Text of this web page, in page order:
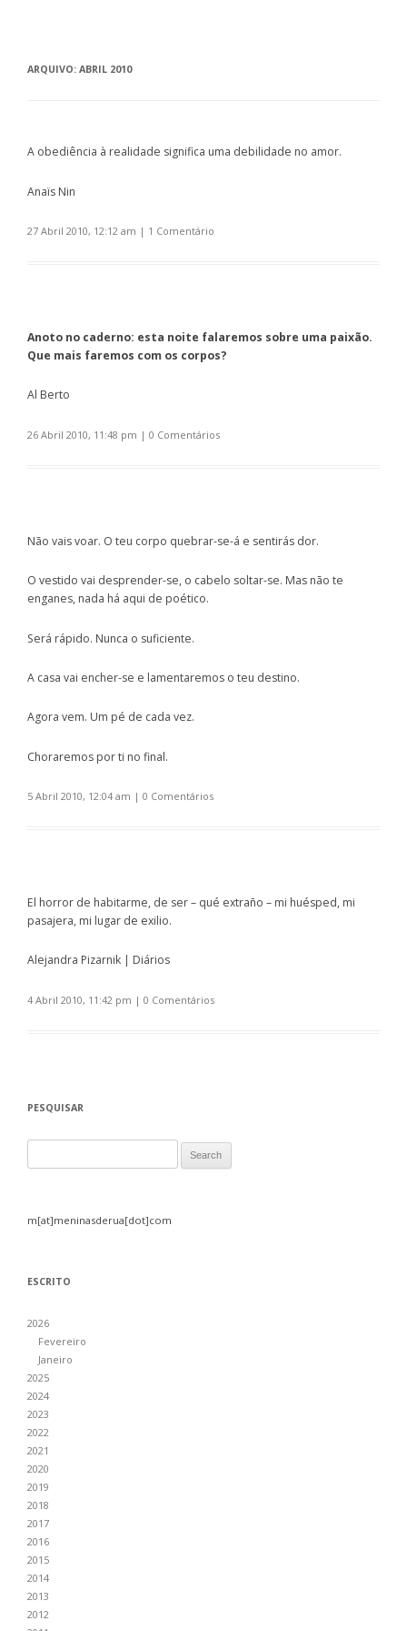
ARQUIVO: ABRIL 2010
A obediência à realidade significa uma debilidade no amor.
Anaïs Nin
27 Abril 2010, 12:12 am | 1 Comentário
Anoto no caderno: esta noite falaremos sobre uma paixão.
Que mais faremos com os corpos?
Al Berto
26 Abril 2010, 11:48 pm | 0 Comentários
Não vais voar. O teu corpo quebrar-se-á e sentirás dor.
O vestido vai desprender-se, o cabelo soltar-se. Mas não te
enganes, nada há aqui de poético.
Será rápido. Nunca o suficiente.
A casa vai encher-se e lamentaremos o teu destino.
Agora vem. Um pé de cada vez.
Choraremos por ti no final.
5 Abril 2010, 12:04 am | 0 Comentários
El horror de habitarme, de ser – qué extraño – mi huésped, mi
pasajera, mi lugar de exilio.
Alejandra Pizarnik | Diários
4 Abril 2010, 11:42 pm | 0 Comentários
PESQUISAR
m[at]meninasderua[dot]com
ESCRITO
2026
Fevereiro
Janeiro
2025
2024
2023
2022
2021
2020
2019
2018
2017
2016
2015
2014
2013
2012